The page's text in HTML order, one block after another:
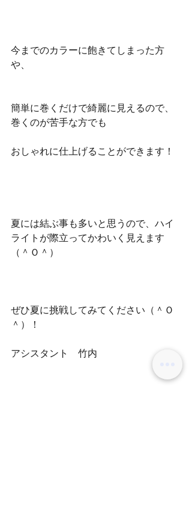
今までのカラーに飽きてしまった方
や、
簡単に巻くだけで綺麗に見えるので、
巻くのが苦手な方でも
おしゃれに仕上げることができます！
夏には結ぶ事も多いと思うので、ハイ
ライトが際立ってかわいく見えます
（＾Ｏ＾）
ぜひ夏に挑戦してみてください（＾Ｏ
＾）！
アシスタント　竹内